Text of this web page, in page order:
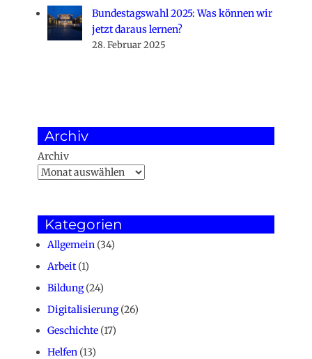
Bundestagswahl 2025: Was können wir
jetzt daraus lernen?
28. Februar 2025
Archiv
Archiv
Kategorien
Allgemein (34)
Arbeit(1)
Bildung(24)
Digitalisierung(26)
Geschichte (17)
Helfen (13)